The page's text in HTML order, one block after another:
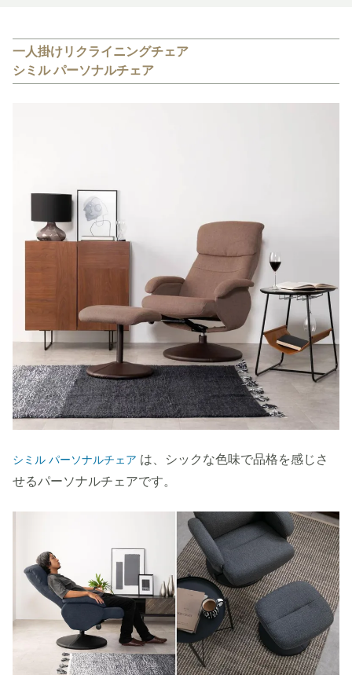
一人掛けリクライニングチェア
シミル パーソナルチェア
シミル パーソナルチェア は、シックな色味で品格を感じさ
せるパーソナルチェアです。